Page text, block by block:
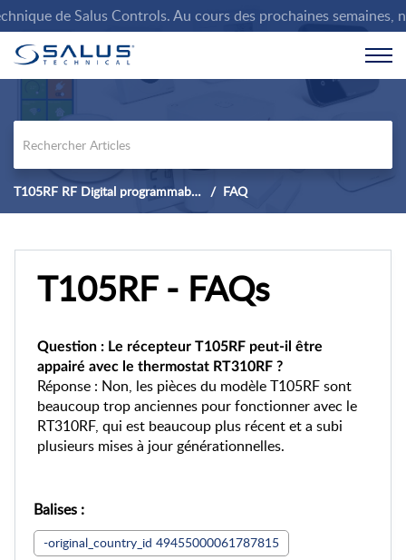
de Salus Controls. Au cours des prochaines semaines,
T105RF RF Digital programmable thermostat with delayed start. FAQ
T105RF - FAQs
Question : Le récepteur T105RF peut-il être
appairé avec le thermostat RT310RF ?
Réponse : Non, les pièces du modèle T105RF sont
beaucoup trop anciennes pour fonctionner avec le
RT310RF, qui est beaucoup plus récent et a subi
plusieurs mises à jour générationnelles.
Balises :
-original_country_id 49455000061787815